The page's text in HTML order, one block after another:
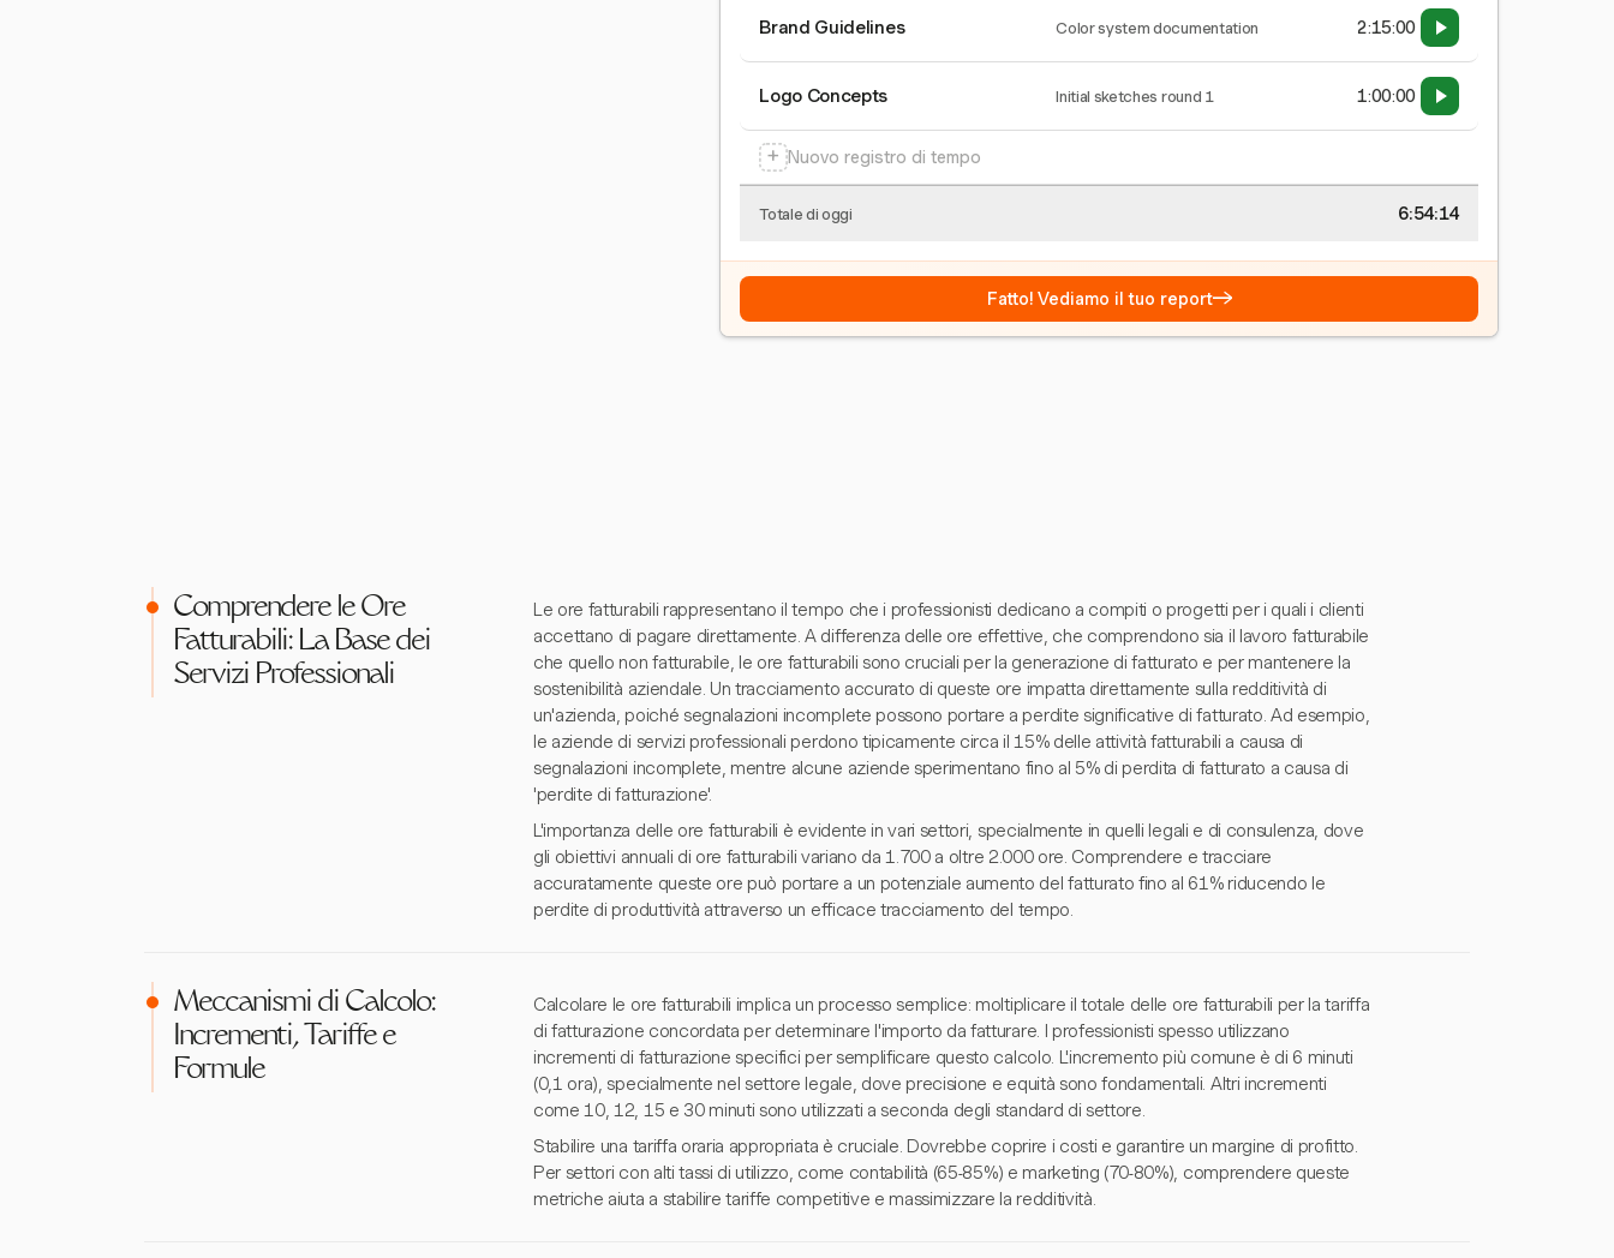
Brand Guidelines Color system documentation 2:15:00
Logo Concepts Initial sketches round 1 1:00:00
+ Nuovo registro di tempo
Totale di oggi 6:54:14
Fatto! Vediamo il tuo report→
Comprendere le Ore
Fatturabili: La Base dei
Servizi Professionali
Le ore fatturabili rappresentano il tempo che i professionisti dedicano a compiti o progetti per i quali i clienti
accettano di pagare direttamente. A differenza delle ore effettive, che comprendono sia il lavoro fatturabile
che quello non fatturabile, le ore fatturabili sono cruciali per la generazione di fatturato e per mantenere la
sostenibilità aziendale. Un tracciamento accurato di queste ore impatta direttamente sulla redditività di
un'azienda, poiché segnalazioni incomplete possono portare a perdite significative di fatturato. Ad esempio,
le aziende di servizi professionali perdono tipicamente circa il 15% delle attività fatturabili a causa di
segnalazioni incomplete, mentre alcune aziende sperimentano fino al 5% di perdita di fatturato a causa di
'perdite di fatturazione'.
L'importanza delle ore fatturabili è evidente in vari settori, specialmente in quelli legali e di consulenza, dove
gli obiettivi annuali di ore fatturabili variano da 1.700 a oltre 2.000 ore. Comprendere e tracciare
accuratamente queste ore può portare a un potenziale aumento del fatturato fino al 61% riducendo le
perdite di produttività attraverso un efficace tracciamento del tempo.
Meccanismi di Calcolo:
Incrementi, Tariffe e
Formule
Calcolare le ore fatturabili implica un processo semplice: moltiplicare il totale delle ore fatturabili per la tariffa
di fatturazione concordata per determinare l'importo da fatturare. I professionisti spesso utilizzano
incrementi di fatturazione specifici per semplificare questo calcolo. L'incremento più comune è di 6 minuti
(0,1 ora), specialmente nel settore legale, dove precisione e equità sono fondamentali. Altri incrementi
come 10, 12, 15 e 30 minuti sono utilizzati a seconda degli standard di settore.
Stabilire una tariffa oraria appropriata è cruciale. Dovrebbe coprire i costi e garantire un margine di profitto.
Per settori con alti tassi di utilizzo, come contabilità (65-85%) e marketing (70-80%), comprendere queste
metriche aiuta a stabilire tariffe competitive e massimizzare la redditività.